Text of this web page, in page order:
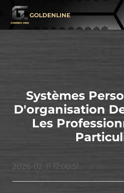
GOLDENLINE
Systèmes
D'organisation
Les
2026-02-11 17:00:51